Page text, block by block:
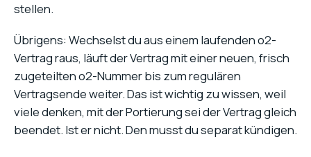
stellen.
Übrigens: Wechselst du aus einem laufenden o2-
Vertrag raus, läuft der Vertrag mit einer neuen, frisch
zugeteilten o2-Nummer bis zum regulären
Vertragsende weiter. Das ist wichtig zu wissen, weil
viele denken, mit der Portierung sei der Vertrag gleich
beendet. Ist er nicht. Den musst du separat kündigen.